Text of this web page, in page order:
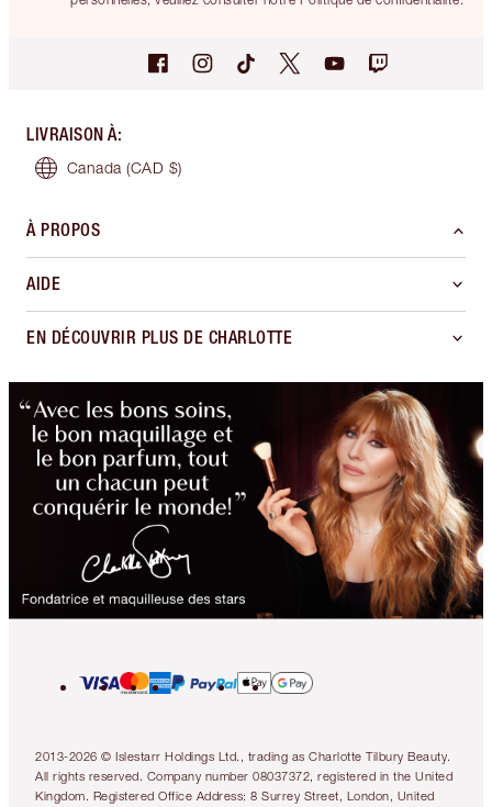
LIVRAISON À:
Canada (CAD $)
À PROPOS
AIDE
EN DÉCOUVRIR PLUS DE CHARLOTTE
2013-2026 © Islestarr Holdings Ltd., trading as Charlotte Tilbury Beauty.
All rights reserved. Company number 08037372, registered in the United
Kingdom. Registered Office Address: 8 Surrey Street, London, United